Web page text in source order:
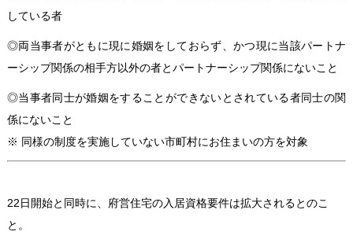
している者
◎両当事者がともに現に婚姻をしておらず、かつ現に当該パートナ
ーシップ関係の相手方以外の者とパートナーシップ関係にないこと
◎当事者同士が婚姻をすることができないとされている者同士の関
係にないこと
※ 同様の制度を実施していない市町村にお住まいの方を対象
22日開始と同時に、府営住宅の入居資格要件は拡大されるとのこ
と。